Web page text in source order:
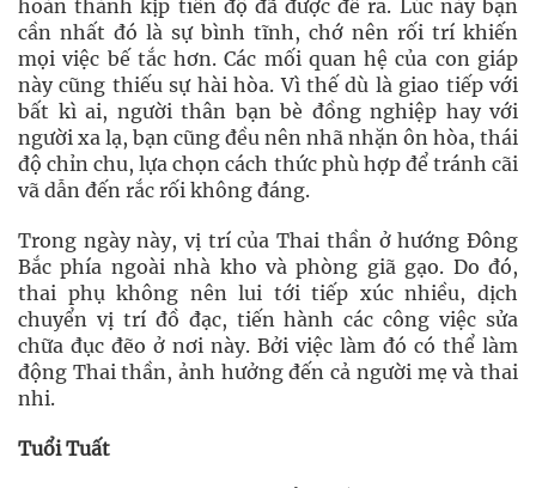
hoàn thành kịp tiến độ đã được đề ra. Lúc này bạn
cần nhất đó là sự bình tĩnh, chớ nên rối trí khiến
mọi việc bế tắc hơn. Các mối quan hệ của con giáp
này cũng thiếu sự hài hòa. Vì thế dù là giao tiếp với
bất kì ai, người thân bạn bè đồng nghiệp hay với
người xa lạ, bạn cũng đều nên nhã nhặn ôn hòa, thái
độ chỉn chu, lựa chọn cách thức phù hợp để tránh cãi
vã dẫn đến rắc rối không đáng.
Trong ngày này, vị trí của Thai thần ở hướng Đông
Bắc phía ngoài nhà kho và phòng giã gạo. Do đó,
thai phụ không nên lui tới tiếp xúc nhiều, dịch
chuyển vị trí đồ đạc, tiến hành các công việc sửa
chữa đục đẽo ở nơi này. Bởi việc làm đó có thể làm
động Thai thần, ảnh hưởng đến cả người mẹ và thai
nhi.
Tuổi Tuất